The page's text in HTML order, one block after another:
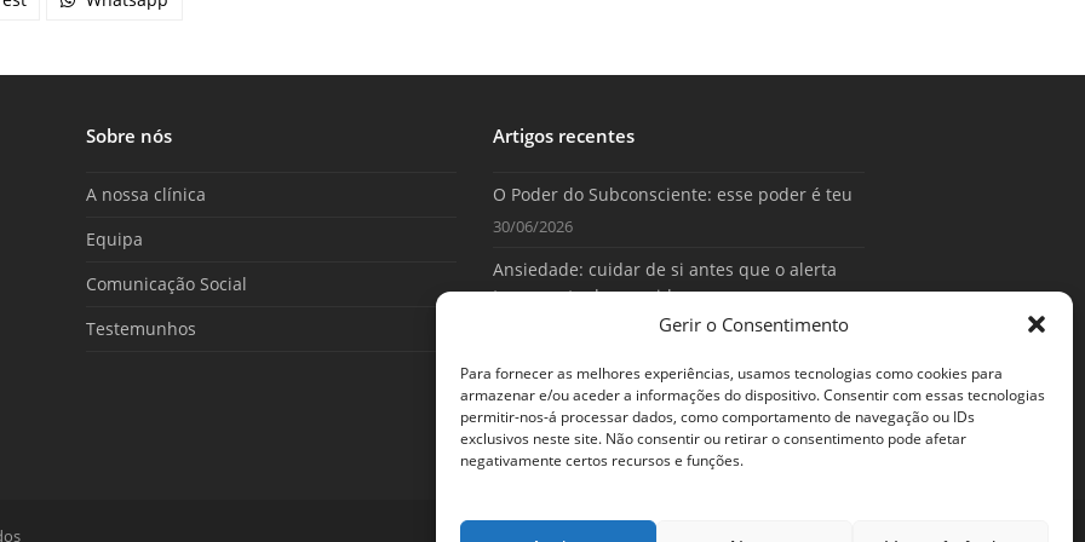
Gerir o Consentimento
Para fornecer as melhores experiências, usamos tecnologias como cookies para
armazenar e/ou aceder a informações do dispositivo. Consentir com essas tecnologias
permitir-nos-á processar dados, como comportamento de navegação ou IDs
exclusivos neste site. Não consentir ou retirar o consentimento pode afetar
negativamente certos recursos e funções.
Sobre nós
A nossa clínica
Equipa
Comunicação Social
Testemunhos
Artigos recentes
O Poder do Subconsciente: esse poder é teu
30/06/2026
Ansiedade: cuidar de si antes que o alerta
tome conta da sua vida